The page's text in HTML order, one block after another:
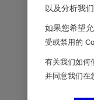
以及分析我
如果您希望
受或禁用的
有关我们如何
并同意我们在